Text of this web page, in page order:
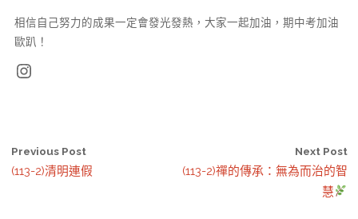
相信自己努力的成果一定會發光發熱，大家一起加油，期中考加油
歐趴！
Instagram
Previous Post
(113-2)清明連假
Next Post
(113-2)禪的傳承：無為而治的智
慧